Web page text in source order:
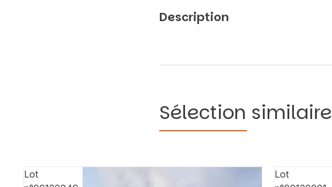
Description
Sélection similaire
Lot
Lot